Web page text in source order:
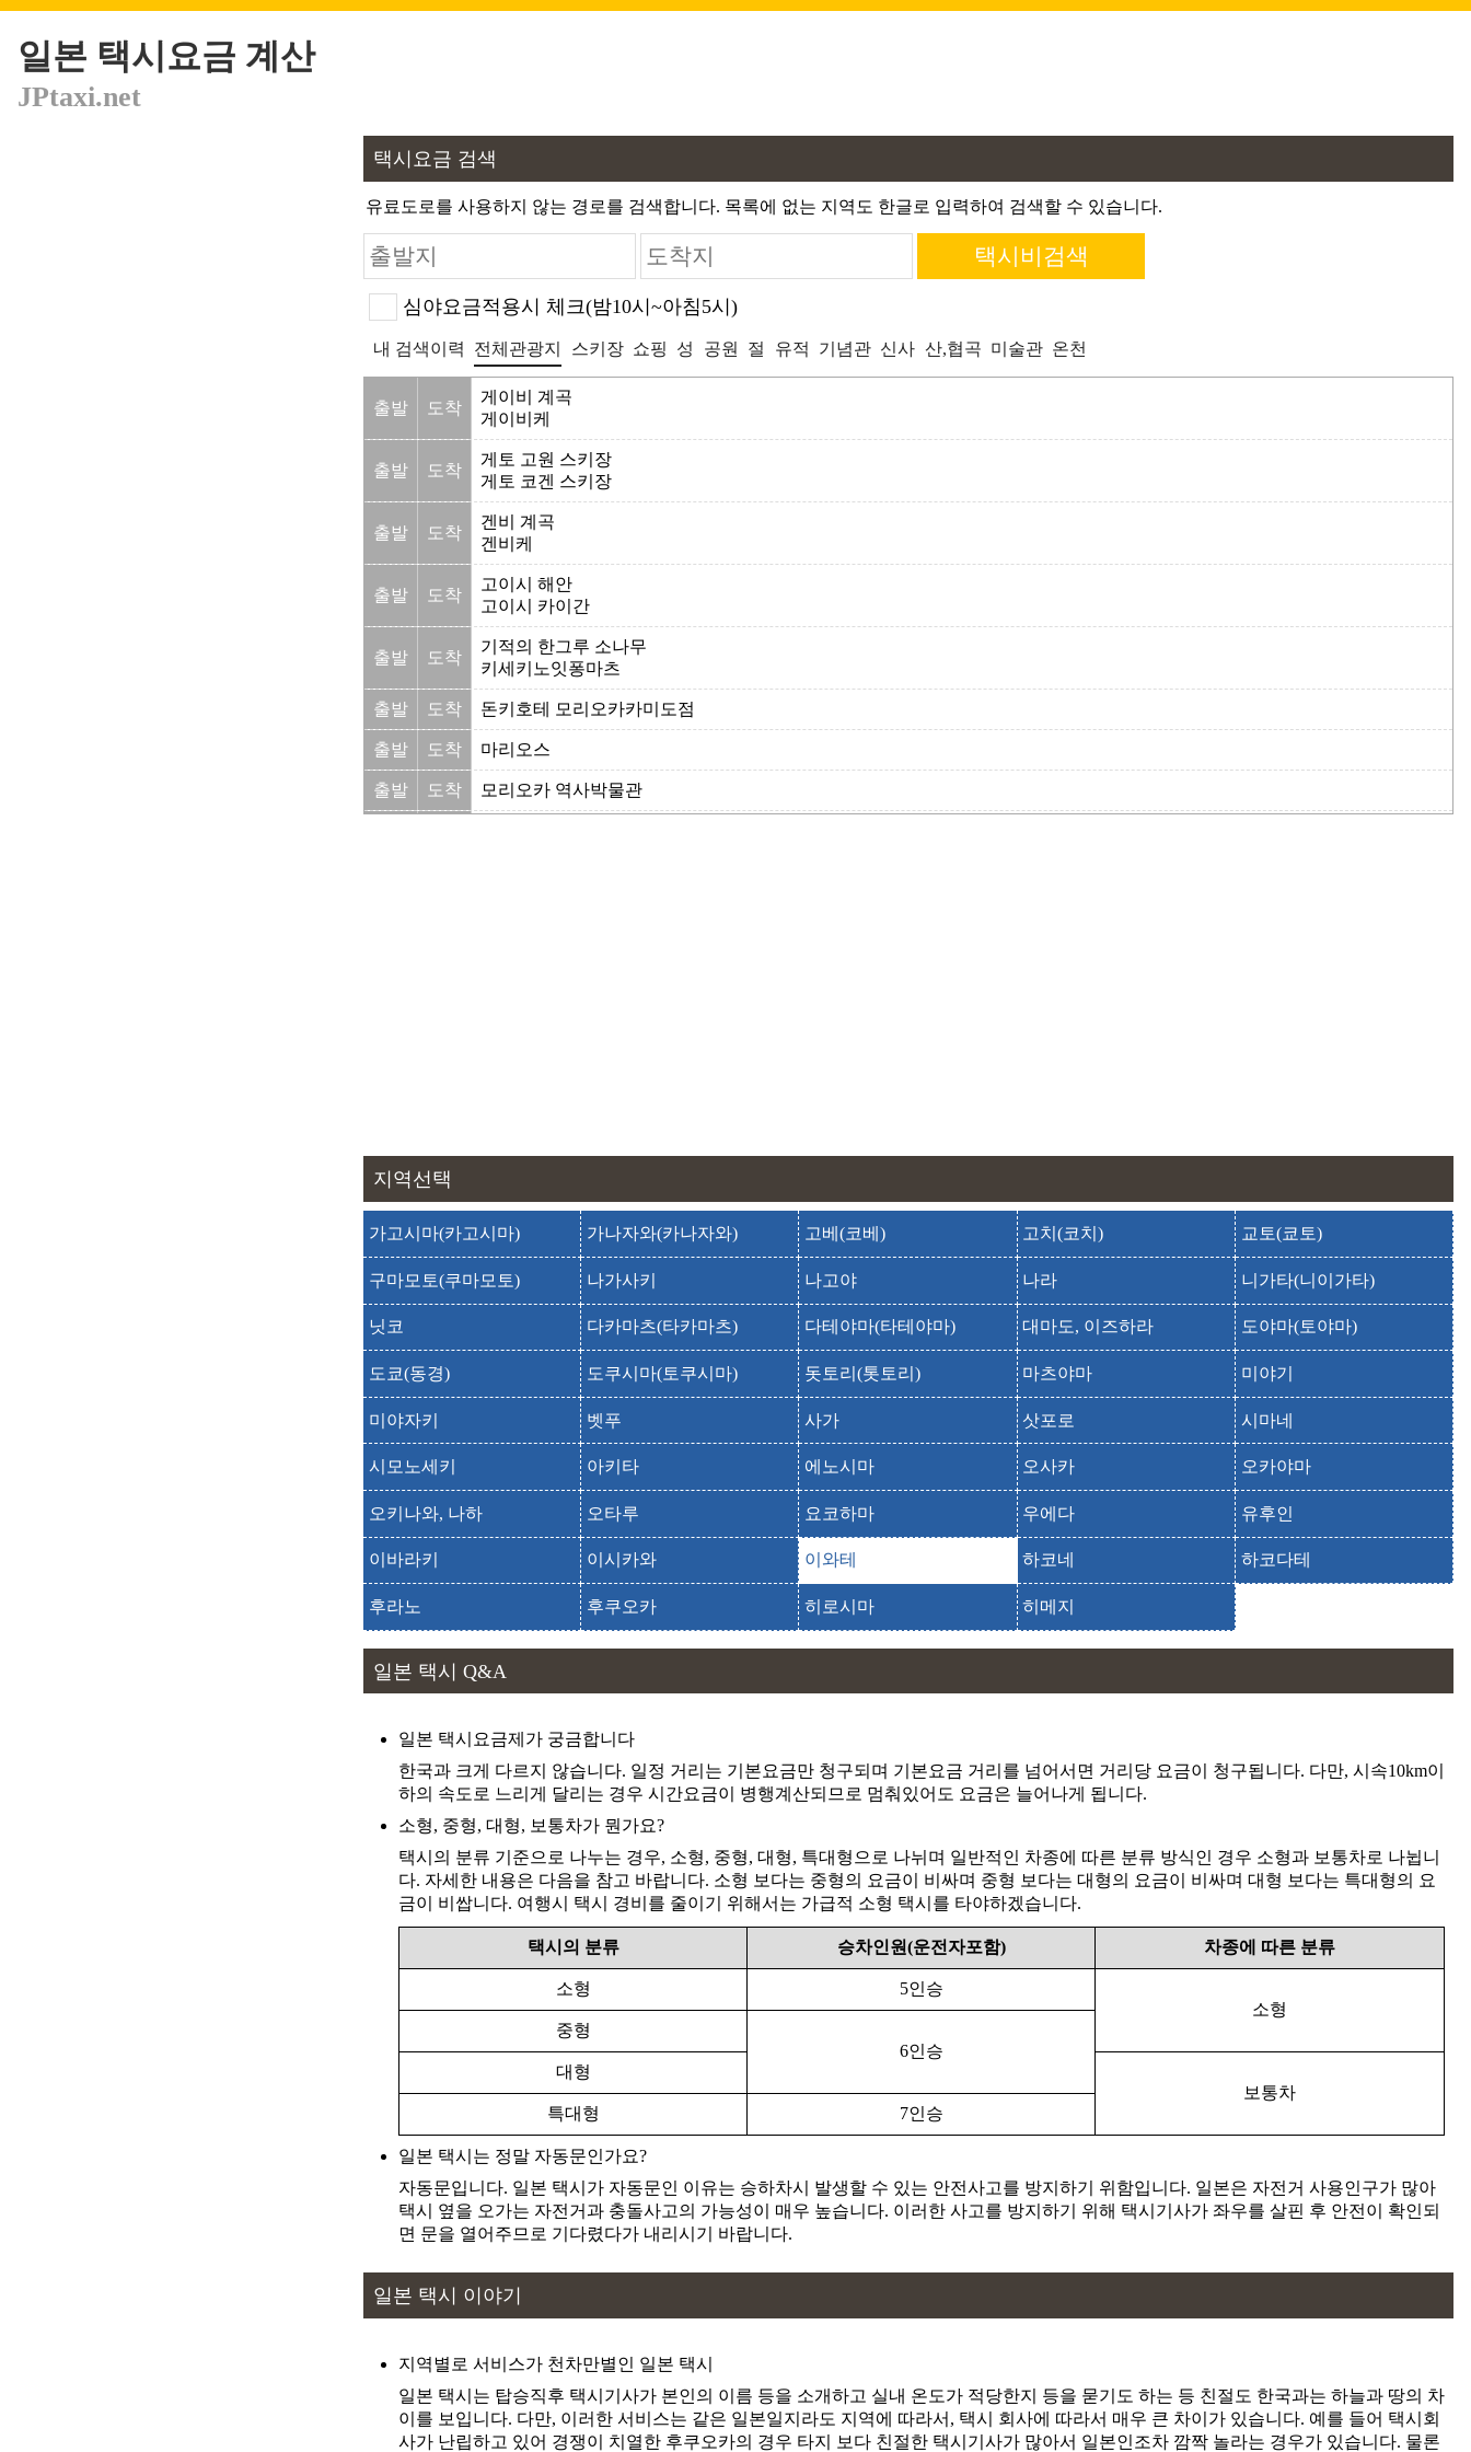
일본 택시요금 계산
JPtaxi.net
택시요금 검색
유료도로를 사용하지 않는 경로를 검색합니다. 목록에 없는 지역도 한글로 입력하여 검색할 수 있습니다.
심야요금적용시 체크(밤10시~아침5시)
내 검색이력 전체관광지 스키장 쇼핑 성 공원 절 유적 기념관 신사 산,협곡 미술관 온천
출발 도착
게이비 계곡
게이비케
출발 도착
게토 고원 스키장
게토 코겐 스키장
출발 도착
겐비 계곡
겐비케
출발 도착
고이시 해안
고이시 카이간
출발 도착
기적의 한그루 소나무
키세키노잇퐁마츠
출발 도착 돈키호테 모리오카카미도점
출발 도착 마리오스
출발 도착 모리오카 역사박물관
출발 도착
미야자와켄지 동화마을
출발 도착
사쿠라만 신사
사쿠라만 진자
사하라 유리공원
사하라 가라스파크
앗피 고원 스키장
앗피 코겐 스키장
출발 도착
에사시후지와라노 사토
에사시후지와라노사토
류센도
출발 도착 유니클로 모리오카 인터점
유니클로 모리오카토미나미점
출발 유니클로 미즈사와 컬쳐파크 아테루이점
출발 도착 유니클로 이치노세키점
출발 도착 유니클로 카마이시점
출발 도착 유니클로 키타카미점
출발 도착 유니클로 하나마키점
출발 도착 이시와리자쿠라
출발 도착
이와야마 공원
이와야마 파크랜드
출발 도착
이와테 고원 스노우파크
이와테 코겐 스노파크
이와테 사파리파크
이와테 산
출발 도착 이와테현립 미술관
출발 도착 죠도하가마
주손지 곤지기도
츄손지 콘지키도
출발 도착
추손사
출발 도착
츠나기 온천
츠나기온센
출발 도착
카마이시 대관음
지역선택
가고시마(카고시마) 가나자와(카나자와) 고베(코베) 고치(코치) 교토(쿄토)
구마모토(쿠마모토) 나가사키 나고야 나라 니가타(니이가타)
닛코 다카마츠(타카마츠) 다테야마(타테야마) 대마도, 이즈하라 도야마(토야마)
도쿄(동경) 도쿠시마(토쿠시마) 돗토리(톳토리) 마츠야마 미야기
미야자키 벳푸 사가 삿포로 시마네
시모노세키 아키타 에노시마 오사카 오카야마
오키나와, 나하 오타루 요코하마 우에다 유후인
이바라키 이시카와 이와테 하코네 하코다테
후라노 후쿠오카 히로시마 히메지
일본 택시 Q&A
일본 택시요금제가 궁금합니다
한국과 크게 다르지 않습니다. 일정 거리는 기본요금만 청구되며 기본요금 거리를 넘어서면 거리당 요금이 청구됩니다. 다만, 시속10km이
하의 속도로 느리게 달리는 경우 시간요금이 병행계산되므로 멈춰있어도 요금은 늘어나게 됩니다.
소형, 중형, 대형, 보통차가 뭔가요?
택시의 분류 기준으로 나누는 경우, 소형, 중형, 대형, 특대형으로 나뉘며 일반적인 차종에 따른 분류 방식인 경우 소형과 보통차로 나뉩니
다. 자세한 내용은 다음을 참고 바랍니다. 소형 보다는 중형의 요금이 비싸며 중형 보다는 대형의 요금이 비싸며 대형 보다는 특대형의 요
금이 비쌉니다. 여행시 택시 경비를 줄이기 위해서는 가급적 소형 택시를 타야하겠습니다.
택시의 분류 승차인원(운전자포함) 차종에 따른 분류
소형
5인승
소형
중형
6인승
대형
보통차
특대형
7인승
일본 택시는 정말 자동문인가요?
자동문입니다. 일본 택시가 자동문인 이유는 승하차시 발생할 수 있는 안전사고를 방지하기 위함입니다. 일본은 자전거 사용인구가 많아
택시 옆을 오가는 자전거과 충돌사고의 가능성이 매우 높습니다. 이러한 사고를 방지하기 위해 택시기사가 좌우를 살핀 후 안전이 확인되
면 문을 열어주므로 기다렸다가 내리시기 바랍니다.
일본 택시 이야기
지역별로 서비스가 천차만별인 일본 택시
일본 택시는 탑승직후 택시기사가 본인의 이름 등을 소개하고 실내 온도가 적당한지 등을 묻기도 하는 등 친절도 한국과는 하늘과 땅의 차
이를 보입니다. 다만, 이러한 서비스는 같은 일본일지라도 지역에 따라서, 택시 회사에 따라서 매우 큰 차이가 있습니다. 예를 들어 택시회
사가 난립하고 있어 경쟁이 치열한 후쿠오카의 경우 타지 보다 친절한 택시기사가 많아서 일본인조차 깜짝 놀라는 경우가 있습니다. 물론